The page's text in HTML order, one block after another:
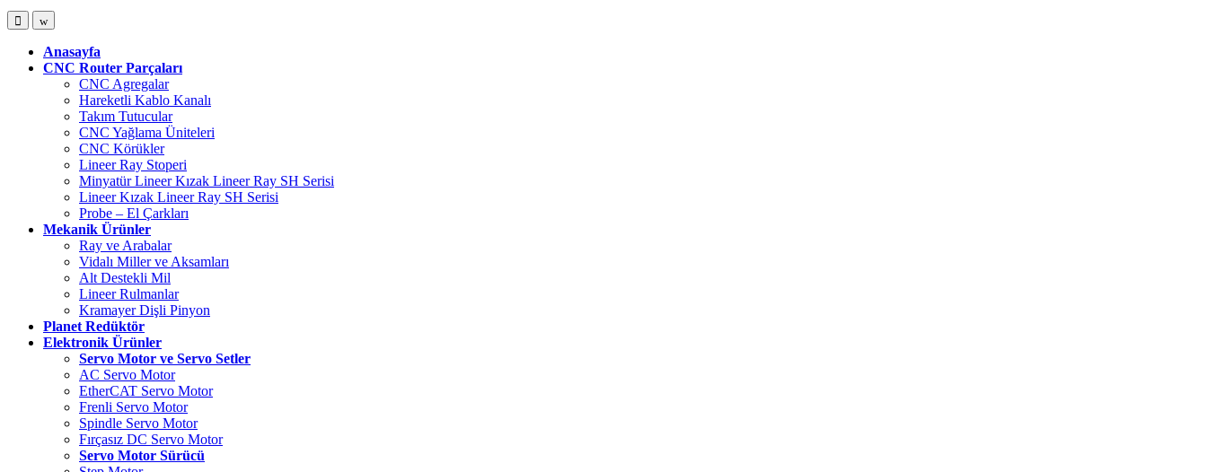
OpenClose
Anasayfa
CNC Router Parçaları
CNC Agregalar
Hareketli Kablo Kanalı
Takım Tutucular
CNC Yağlama Üniteleri
CNC Körükler
Lineer Ray Stoperi
Minyatür Lineer Kızak Lineer Ray SH Serisi
Lineer Kızak Lineer Ray SH Serisi
Probe – El Çarkları
Mekanik Ürünler
Ray ve Arabalar
Vidalı Miller ve Aksamları
Alt Destekli Mil
Lineer Rulmanlar
Kramayer Dişli Pinyon
Planet Redüktör
Elektronik Ürünler
Servo Motor ve Servo Setler
AC Servo Motor
EtherCAT Servo Motor
Frenli Servo Motor
Spindle Servo Motor
Fırçasız DC Servo Motor
Servo Motor Sürücü